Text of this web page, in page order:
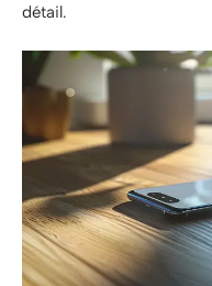
détail.